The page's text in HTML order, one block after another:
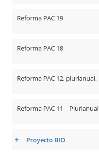
Reforma PAC 19
Reforma PAC 18
Reforma PAC 12, plurianual.
Reforma PAC 11 – Plurianual
+ Proyecto BID